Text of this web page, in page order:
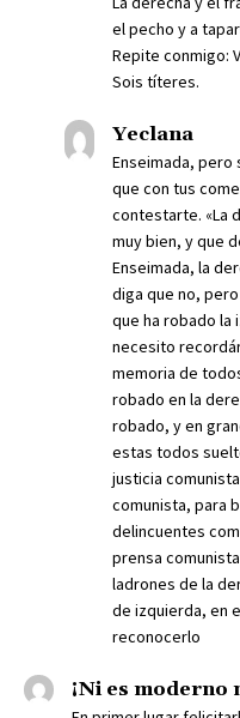
el pecho y a
Repite conmigo:
Sois títeres.
Yeclana
Enseimada,
que con tus
contestarte. «La
muy bien, y que
Enseimada, la
diga que no,
que ha robado la
necesito
memoria de
robado en la
robado, y en
estas todos
justicia
comunista, para
delincuentes
prensa
ladrones de la
de izquierda, en
reconocerlo
¡Ni es moderno